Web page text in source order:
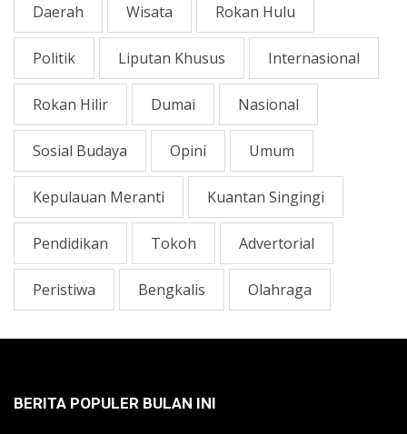
Daerah Wisata Rokan Hulu
Politik Liputan Khusus Internasional
Rokan Hilir Dumai Nasional
Sosial Budaya Opini Umum
Kepulauan Meranti Kuantan Singingi
Pendidikan Tokoh Advertorial
Peristiwa Bengkalis Olahraga
BERITA POPULER BULAN INI